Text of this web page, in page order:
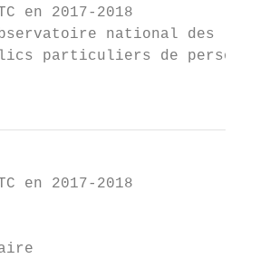
en 2017-2018
national des
particuliers de
en 2017-2018